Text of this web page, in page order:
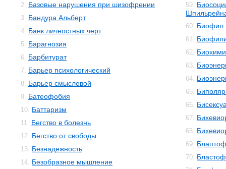
2. Базовые нарушения при шизофрении
3. Бандура Альберт
4. Банк личностных черт
5. Барагнозия
6. Барбитурат
7. Барьер психологический
8. Барьер смысловой
9. Батеофобия
10. Баттаризм
11. Бегство в болезнь
12. Бегство от свободы
13. Безнадежность
14. Безобразное мышление
59.
60. Биофил
61.
62.
63.
64.
65.
66.
67.
68.
69.
70.